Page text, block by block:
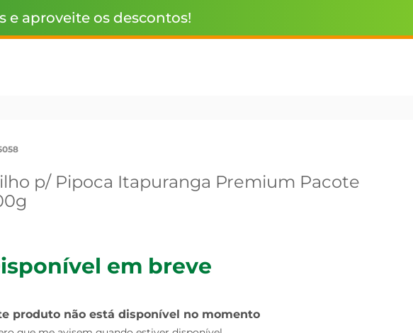
e aproveite os descontos!
p/ Pipoca Itapuranga Premium Pacote
em breve
produto não está disponível no momento